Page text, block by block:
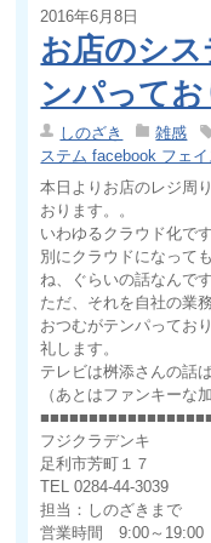
2016年6月8日
お店のシ
ンパってお
しのざき 雑感
ステム facebook フェ
本日よりお店のレジ周
おります。。
いわゆるクラウド化です
別にクラウドになって
ね、ぐらいの話なんです
ただ、それを自社の業
おつむがテンパってお
礼します。
テレビは桝添さんの話
（あとはファンキーな
フジクラデンキ
足利市芳町１７
TEL 0284-44-3039
担当：しのざきまで
営業時間 9:00～19:00